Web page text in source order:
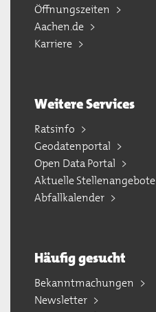
Öffnungszeiten
Aachen.de
Karriere
Weitere Services
Ratsinfo
Geodatenportal
Open Data Portal
Aktuelle Stellenangebote
Abfallkalender
Häufig gesucht
Bekanntmachungen
Newsletter